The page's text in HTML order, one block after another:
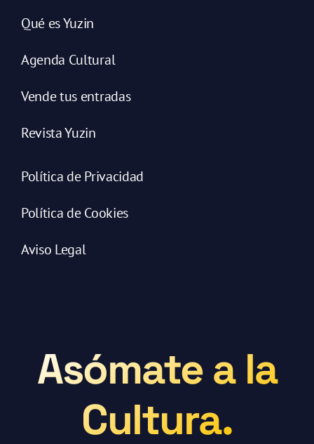
Qué es Yuzin
Agenda Cultural
Vende tus entradas
Revista Yuzin
Política de Privacidad
Política de Cookies
Aviso Legal
Asómate a la
Cultura.